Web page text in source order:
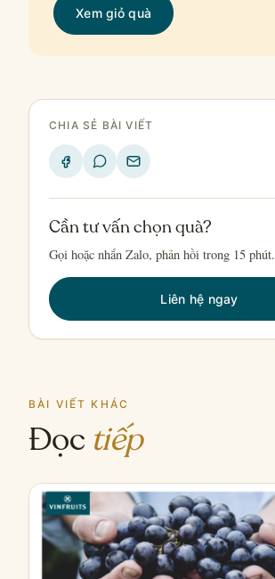
Xem giỏ quà
CHIA SẺ BÀI VIẾT
Cần tư vấn chọn quà?
Gọi hoặc nhắn Zalo, phản hồi trong 15 phút.
Liên hệ ngay
BÀI VIẾT KHÁC
Đọc tiếp